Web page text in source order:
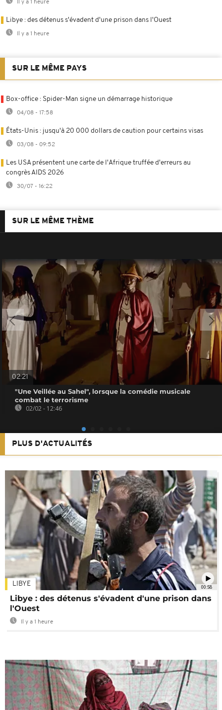
Il y a 1 heure
Libye : des détenus s'évadent d'une prison dans l'Ouest
Il y a 1 heure
SUR LE MÊME PAYS
Box-office : Spider-Man signe un démarrage historique
04/08 - 17:58
États-Unis : jusqu'à 20 000 dollars de caution pour certains visas
03/08 - 09:52
Les USA présentent une carte de l'Afrique truffée d'erreurs au
congrès AIDS 2026
30/07 - 16:22
SUR LE MÊME THÈME
02:21
"Une Veillée au Sahel", lorsque la comédie musicale
combat le terrorisme
02/02 - 12:46
PLUS D'ACTUALITÉS
00:58
LIBYE
Libye : des détenus s'évadent d'une prison dans
l'Ouest
Il y a 1 heure